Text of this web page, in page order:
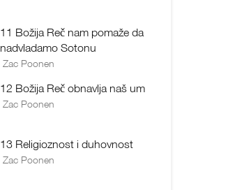
11 Božija Reč nam pomaže da
nadvladamo Sotonu
Zac Poonen
12 Božija Reč obnavlja naš um
Zac Poonen
13 Religioznost i duhovnost
Zac Poonen